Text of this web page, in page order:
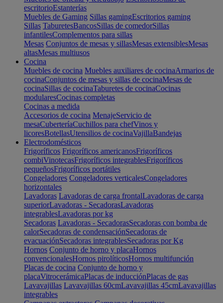
escritorioEstanterías
Muebles de Gaming Sillas gamingEscritorios gaming
Sillas TaburetesBancosSillas de comedorSillas
infantilesComplementos para sillas
Mesas Conjuntos de mesas y sillasMesas extensiblesMesas
altasMesas multiusos
Cocina
Muebles de cocina Muebles auxiliares de cocinaArmarios de
cocinaConjuntos de mesas y sillas de cocinaMesas de
cocinaSillas de cocinaTaburetes de cocinaCocinas
modularesCocinas completas
Cocinas a medida
Accesorios de cocina MenajeServicio de
mesaCuberteríaCuchillos para chefVinos y
licoresBotellasUtensilios de cocinaVajillaBandejas
Electrodomésticos
Frigoríficos Frigoríficos americanosFrigoríficos
combiVinotecasFrigoríficos integrablesFrigoríficos
pequeñosFrigoríficos portátiles
Congeladores Congeladores verticalesCongeladores
horizontales
Lavadoras Lavadoras de carga frontalLavadoras de carga
superiorLavadoras - SecadorasLavadoras
integrablesLavadoras por kg
Secadoras Lavadoras - SecadorasSecadoras con bomba de
calorSecadoras de condensaciónSecadoras de
evacuaciónSecadoras integrablesSecadoras por Kg
Hornos Conjunto de horno y placaHornos
convencionalesHornos pirolíticosHornos multifunción
Placas de cocina Conjunto de horno y
placaVitrocerámicaPlacas de inducciónPlacas de gas
Lavavajillas Lavavajillas 60cmLavavajillas 45cmLavavajillas
integrables